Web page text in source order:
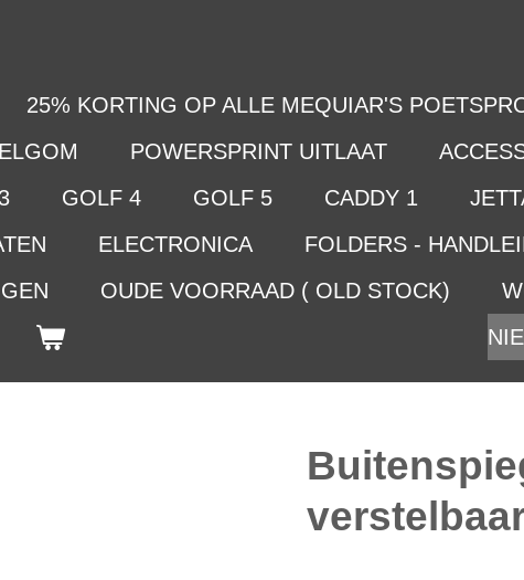
25% KORTING OP ALLE MEQUIAR'S
POWERSPRINT UITLAAT
GOLF 4 GOLF 5 CADDY 1
ELECTRONICA FOLDERS -
OUDE VOORRAAD ( OLD STOCK)